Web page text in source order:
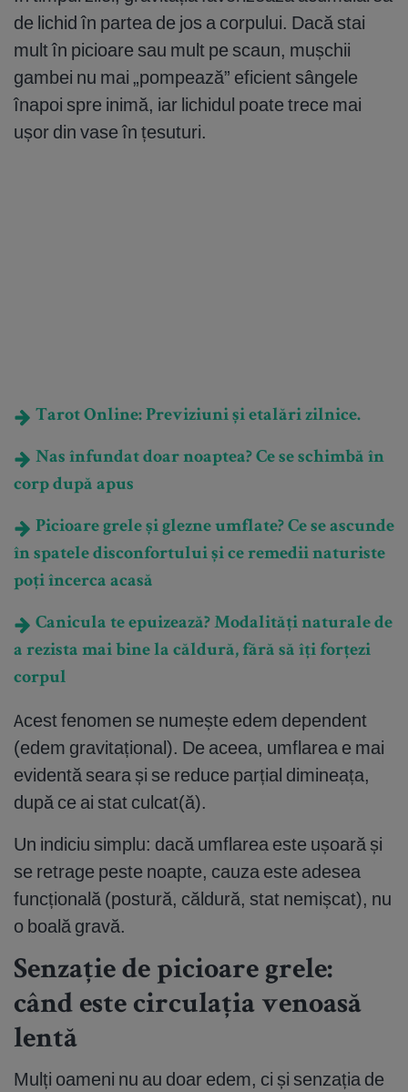
de lichid în partea de jos a corpului. Dacă stai
mult în picioare sau mult pe scaun, mușchii
gambei nu mai „pompează” eficient sângele
înapoi spre inimă, iar lichidul poate trece mai
ușor din vase în țesuturi.
Tarot Online: Previziuni și etalări zilnice.
Nas înfundat doar noaptea? Ce se schimbă în
corp după apus
Picioare grele și glezne umflate? Ce se ascunde
în spatele disconfortului și ce remedii naturiste
poți încerca acasă
Canicula te epuizează? Modalități naturale de
a rezista mai bine la căldură, fără să îți forțezi
corpul
Acest fenomen se numește edem dependent
(edem gravitațional). De aceea, umflarea e mai
evidentă seara și se reduce parțial dimineața,
după ce ai stat culcat(ă).
Un indiciu simplu: dacă umflarea este ușoară și
se retrage peste noapte, cauza este adesea
funcțională (postură, căldură, stat nemișcat), nu
o boală gravă.
Senzație de picioare grele:
când este circulația venoasă
lentă
Mulți oameni nu au doar edem, ci și senzația de